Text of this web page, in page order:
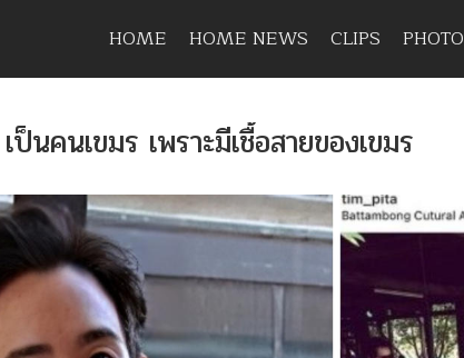
HOME HOME NEWS CLIPS PHOTO
ป็นคนเขมร เพราะมีเชื้อสายของเขมร